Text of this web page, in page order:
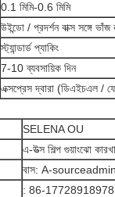
0.1 মিমি-0.6 মিমি
উইন্ডো / প্রদর্শন বাক্স সঙ্গে ভাঁজ
স্ট্যান্ডার্ড প্যাকিং
7-10 ব্যবসায়িক দিন
এক্সপ্রেস দ্বারা (ডিএইচএল /
SELENA OU
এ-উত্স শিল্প গুয়াংঝো
বাস: A-
: 86-17728918978